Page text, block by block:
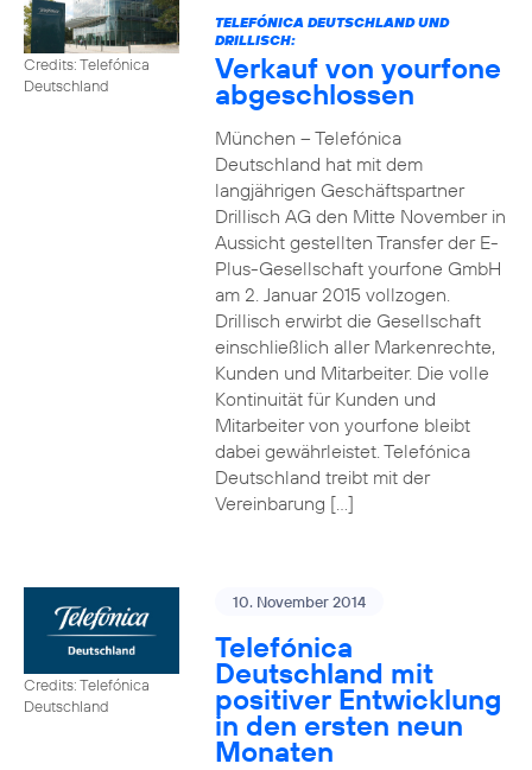
Credits: Telefónica
Deutschland
TELEFÓNICA DEUTSCHLAND UND
DRILLISCH:
Verkauf von yourfone
abgeschlossen
München – Telefónica
Deutschland hat mit dem
langjährigen Geschäftspartner
Drillisch AG den Mitte November in
Aussicht gestellten Transfer der E-
Plus-Gesellschaft yourfone GmbH
am 2. Januar 2015 vollzogen.
Drillisch erwirbt die Gesellschaft
einschließlich aller Markenrechte,
Kunden und Mitarbeiter. Die volle
Kontinuität für Kunden und
Mitarbeiter von yourfone bleibt
dabei gewährleistet. Telefónica
Deutschland treibt mit der
Vereinbarung […]
Credits: Telefónica
Deutschland
10. November 2014
Telefónica
Deutschland mit
positiver Entwicklung
in den ersten neun
Monaten